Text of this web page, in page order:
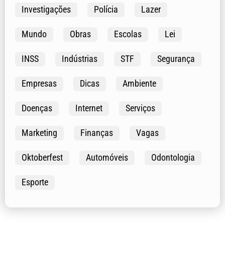
Investigações Polícia Lazer
Mundo Obras Escolas Lei
INSS Indústrias STF Segurança
Empresas Dicas Ambiente
Doenças Internet Serviços
Marketing Finanças Vagas
Oktoberfest Automóveis Odontologia
Esporte